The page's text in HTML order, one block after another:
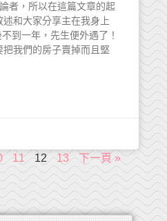
者，所以在這篇文章的起
和大家分享主在我身上
到一年，先生便外遇了！
我們的房子賣掉而且堅
11 12 13 下一頁 »